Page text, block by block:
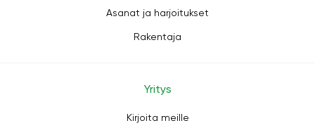
Asanat ja harjoitukset
Rakentaja
Yritys
Kirjoita meille